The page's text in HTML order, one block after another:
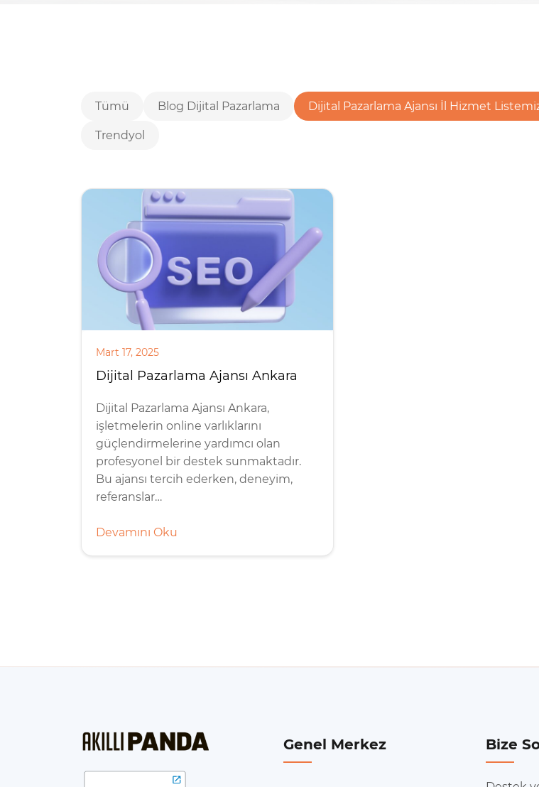
Tümü Blog Dijital Pazarlama Dijital Pazarlama Ajansı İl Hizmet
Trendyol
Mart 17, 2025
Dijital Pazarlama Ajansı Ankara
Dijital Pazarlama Ajansı Ankara,
işletmelerin online varlıklarını
güçlendirmelerine yardımcı olan
profesyonel bir destek sunmaktadır.
Bu ajansı tercih ederken, deneyim,
referanslar…
Devamını Oku
Genel Merkez Bize